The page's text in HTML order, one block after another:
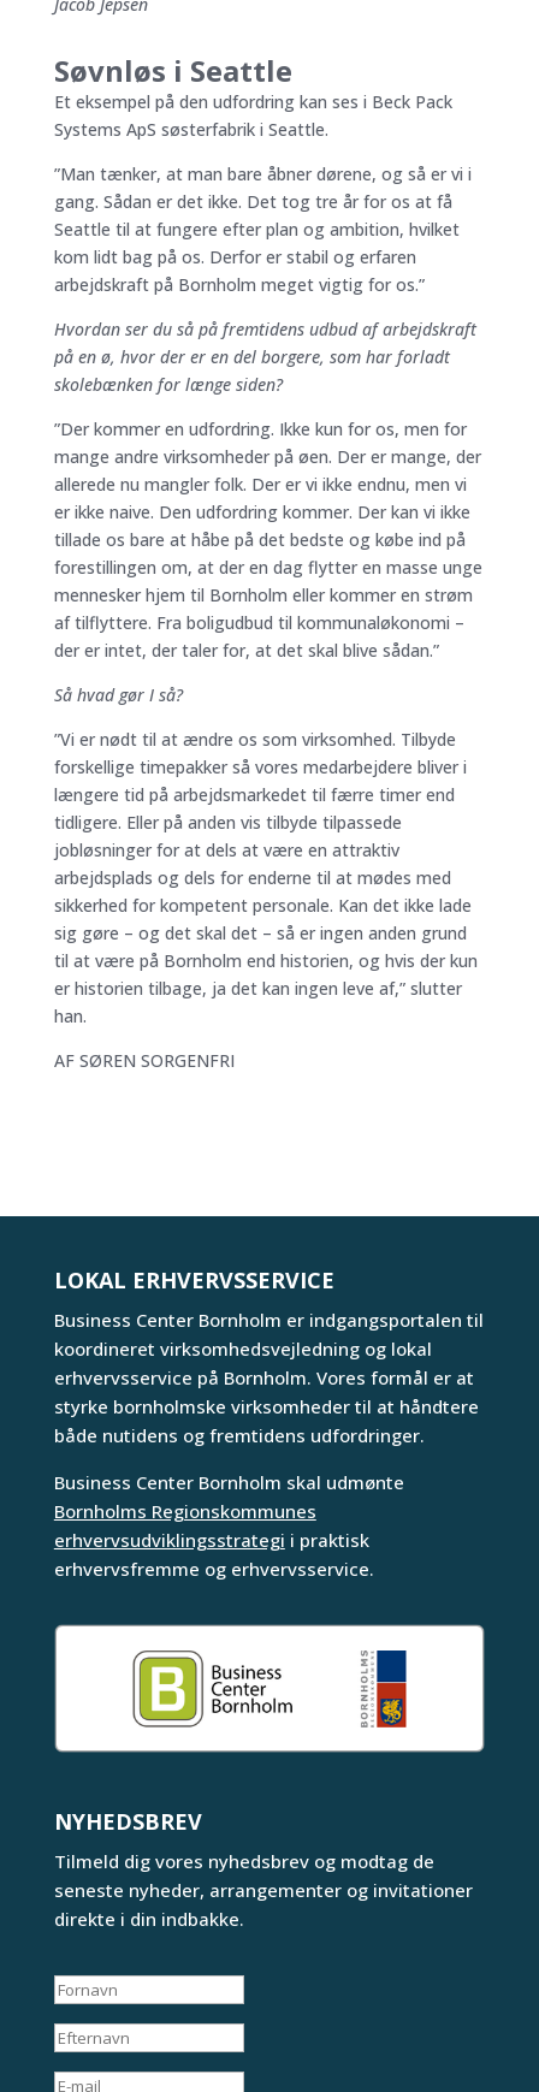
Søvnløs i Seattle
Et eksempel på den udfordring kan ses i Beck Pack
Systems ApS søsterfabrik i Seattle.
”Man tænker, at man bare åbner dørene, og så er vi i
gang. Sådan er det ikke. Det tog tre år for os at få
Seattle til at fungere efter plan og ambition, hvilket
kom lidt bag på os. Derfor er stabil og erfaren
arbejdskraft på Bornholm meget vigtig for os.”
Hvordan ser du så på fremtidens udbud af arbejdskraft
på en ø, hvor der er en del borgere, som har forladt
skolebænken for længe siden?
”Der kommer en udfordring. Ikke kun for os, men for
mange andre virksomheder på øen. Der er mange, der
allerede nu mangler folk. Der er vi ikke endnu, men vi
er ikke naive. Den udfordring kommer. Der kan vi ikke
tillade os bare at håbe på det bedste og købe ind på
forestillingen om, at der en dag flytter en masse unge
mennesker hjem til Bornholm eller kommer en strøm
af tilflyttere. Fra boligudbud til kommunaløkonomi –
der er intet, der taler for, at det skal blive sådan.”
Så hvad gør I så?
”Vi er nødt til at ændre os som virksomhed. Tilbyde
forskellige timepakker så vores medarbejdere bliver i
længere tid på arbejdsmarkedet til færre timer end
tidligere. Eller på anden vis tilbyde tilpassede
jobløsninger for at dels at være en attraktiv
arbejdsplads og dels for enderne til at mødes med
sikkerhed for kompetent personale. Kan det ikke lade
sig gøre – og det skal det – så er ingen anden grund
til at være på Bornholm end historien, og hvis der kun
er historien tilbage, ja det kan ingen leve af,” slutter
han.
AF SØREN SORGENFRI
LOKAL ERHVERVSSERVICE
Business Center Bornholm er indgangsportalen til
koordineret virksomhedsvejledning og lokal
erhvervsservice på Bornholm. Vores formål er at
styrke bornholmske virksomheder til at håndtere
både nutidens og fremtidens udfordringer.
Business Center Bornholm skal udmønte
Bornholms Regionskommunes
erhvervsudviklingsstrategi i praktisk
erhvervsfremme og erhvervsservice.
NYHEDSBREV
Tilmeld dig vores nyhedsbrev og modtag de
seneste nyheder, arrangementer og invitationer
direkte i din indbakke.